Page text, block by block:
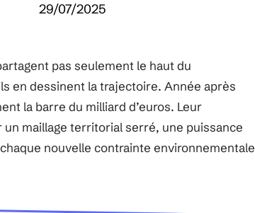
29/07/2025
pas seulement le haut du
en dessinent la trajectoire. Année après
la barre du milliard d’euros. Leur
un maillage territorial serré, une puissance
nouvelle contrainte environnementale